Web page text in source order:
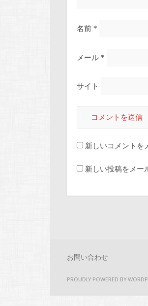
名前 *
メール *
サイト
新しいコメントを
新しい投稿をメー
お問い合わせ
PROUDLY POWERED BY